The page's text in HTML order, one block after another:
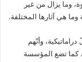
وما يزال من غير
هي آثارها المختلفة.
وأنّهم
كما تضع المؤسسة